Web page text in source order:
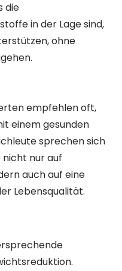
die
in der Lage sind,
ohne
empfehlen oft,
einem gesunden
sprechen sich
nicht nur auf
auch auf eine
Lebensqualität.